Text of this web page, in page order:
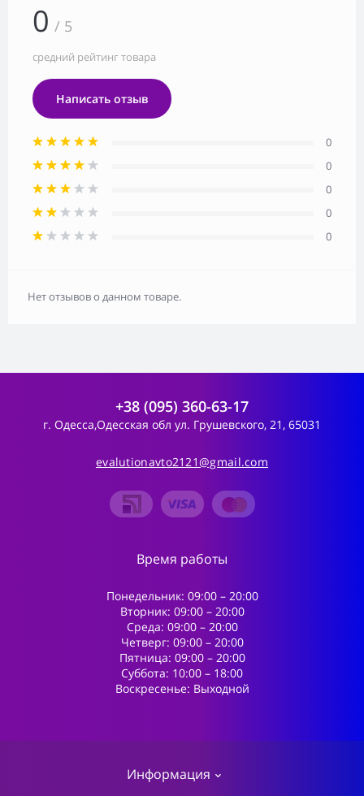
0 / 5
средний рейтинг товара
Написать отзыв
0
0
0
0
0
Нет отзывов о данном товаре.
+38 (095) 360-63-17
г. Одесса,Одесская обл ул. Грушевского, 21, 65031
evalutionavto2121@gmail.com
Информация
Время работы
Понедельник: 09:00 – 20:00
Вторник: 09:00 – 20:00
Среда: 09:00 – 20:00
Четверг: 09:00 – 20:00
Пятница: 09:00 – 20:00
Суббота: 10:00 – 18:00
Воскресенье: Выходной